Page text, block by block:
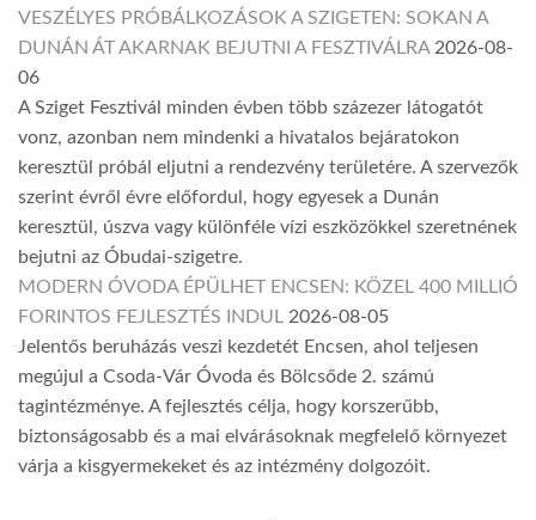
VESZÉLYES PRÓBÁLKOZÁSOK A SZIGETEN: SOKAN A
DUNÁN ÁT AKARNAK BEJUTNI A FESZTIVÁLRA 2026-08-
06
A Sziget Fesztivál minden évben több százezer látogatót
vonz, azonban nem mindenki a hivatalos bejáratokon
keresztül próbál eljutni a rendezvény területére. A szervezők
szerint évről évre előfordul, hogy egyesek a Dunán
keresztül, úszva vagy különféle vízi eszközökkel szeretnének
bejutni az Óbudai-szigetre.
MODERN ÓVODA ÉPÜLHET ENCSEN: KÖZEL 400 MILLIÓ
FORINTOS FEJLESZTÉS INDUL 2026-08-05
Jelentős beruházás veszi kezdetét Encsen, ahol teljesen
megújul a Csoda-Vár Óvoda és Bölcsőde 2. számú
tagintézménye. A fejlesztés célja, hogy korszerűbb,
biztonságosabb és a mai elvárásoknak megfelelő környezet
várja a kisgyermekeket és az intézmény dolgozóit.